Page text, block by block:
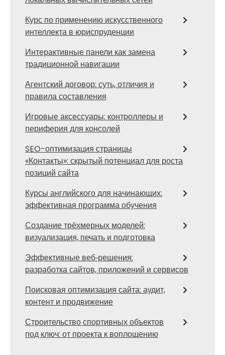
Курс по применению искусственного
интеллекта в юриспруденции
Интерактивные панели как замена
традиционной навигации
Агентский договор: суть, отличия и
правила составления
Игровые аксессуары: контроллеры и
периферия для консолей
SEO-оптимизация страницы
«Контакты»: скрытый потенциал для роста
позиций сайта
Курсы английского для начинающих:
эффективная программа обучения
Создание трёхмерных моделей:
визуализация, печать и подготовка
Эффективные веб‑решения:
разработка сайтов, приложений и сервисов
Поисковая оптимизация сайта: аудит,
контент и продвижение
Строительство спортивных объектов
под ключ: от проекта к воплощению